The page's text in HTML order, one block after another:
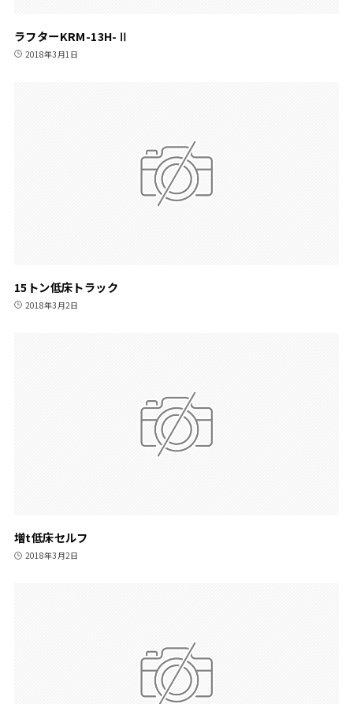
ラフターKRM-13H-Ⅱ
2018年3月1日
15トン低床トラック
2018年3月2日
増t低床セルフ
2018年3月2日